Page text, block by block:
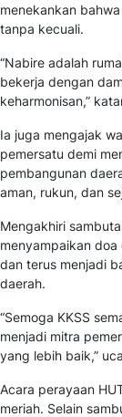
menekankan
tanpa kecuali.
“Nabire adalah
bekerja dengan
keharmonisan,”
Ia juga mengajak
pemersatu demi
pembangunan
aman, rukun, dan
Mengakhiri
menyampaikan doa
dan terus menjadi
daerah.
“Semoga KKSS
menjadi mitra
yang lebih baik,”
Acara perayaan
meriah. Selain